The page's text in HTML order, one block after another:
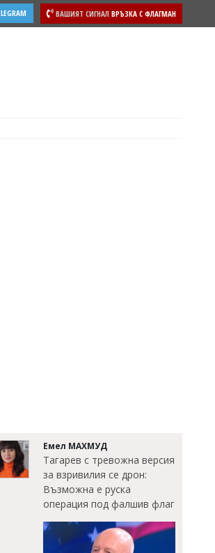
ВАШИЯТ СИГНАЛ ВРЪЗКА С ФЛАГМАН
Емел МАХМУД
Тагарев с тревожна версия
за взривилия се дрон:
Възможна е руска
операция под фалшив флаг